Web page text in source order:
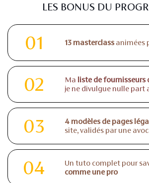
LES BONUS DU
01 13 masterclassanimées
02 Ma liste de fournisseurs
je ne divulgue nulle part
03 4 modèles de pages
site, validés par une
04 Un tuto complet pour
comme une pro